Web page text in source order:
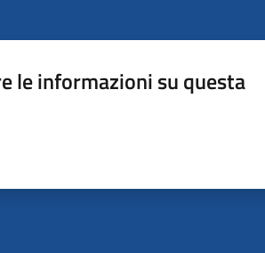
le informazioni su questa